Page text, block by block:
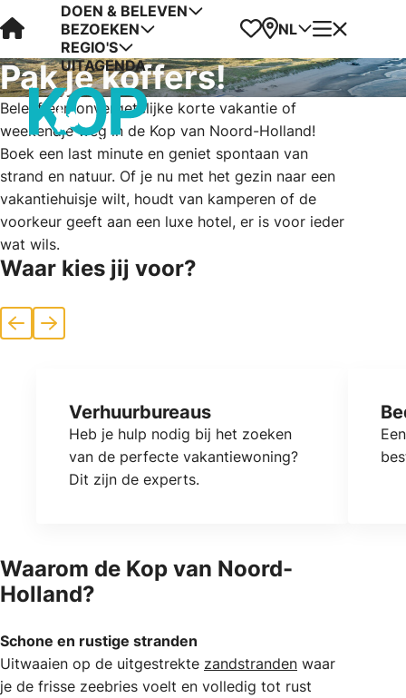
Visit Kop van Holland
DOEN & BELEVEN
BEZOEKEN
REGIO'S
UITAGENDA
Favorieten
Kaart
NL Menu
Pak je koffers!
Beleef een onvergetelijke korte vakantie of
weekendje weg in de Kop van Noord-Holland!
Boek een last minute en geniet spontaan van
strand en natuur. Of je nu met het gezin naar een
vakantiehuisje wilt, houdt van kamperen of de
voorkeur geeft aan een luxe hotel, er is voor ieder
wat wils.
Waar kies jij voor?
VorigeVolgende
Verhuurbureaus
Heb je hulp nodig bij het zoeken
van de perfecte vakantiewoning?
Dit zijn de experts.
Waarom de Kop van Noord-
Holland?
Schone en rustige stranden
Uitwaaien op de uitgestrekte zandstranden waar
je de frisse zeebries voelt en volledig tot rust